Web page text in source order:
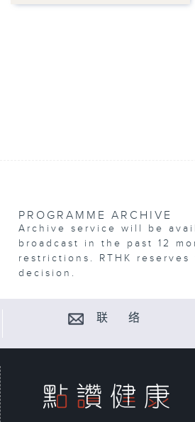
PROGRAMME ARCHIVE
Archive service will be
broadcast in the past 12
restrictions. RTHK
decision.
联 络